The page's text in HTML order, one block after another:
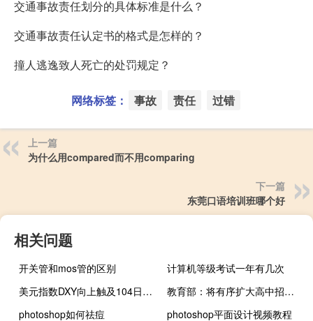
交通事故责任划分的具体标准是什么？
交通事故责任认定书的格式是怎样的？
撞人逃逸致人死亡的处罚规定？
网络标签： 事故 责任 过错
上一篇
为什么用compared而不用comparing
下一篇
东莞口语培训班哪个好
相关问题
开关管和mos管的区别
计算机等级考试一年有几次
美元指数DXY向上触及104日内涨0.36%现货白银日内下跌1.00%现报24.19美元/盎司
教育部：将有序扩大高中招生规模解决群众普职分流焦虑问题
photoshop如何祛痘
photoshop平面设计视频教程